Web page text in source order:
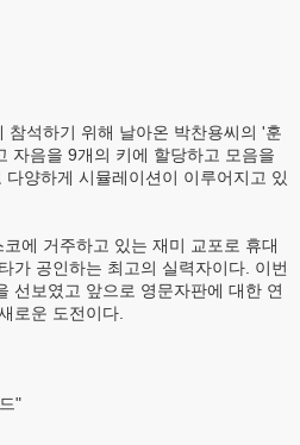
참석하기 위해 날아온 박찬용씨의 '훈
자음을 9개의 키에 할당하고 모음을
양하게 시뮬레이션이 이루어지고 있
에 거주하고 있는 재미 교포로 휴대
가 공인하는 최고의 실력자이다. 이번
선보였고 앞으로 영문자판에 대한 연
로운 도전이다.
"